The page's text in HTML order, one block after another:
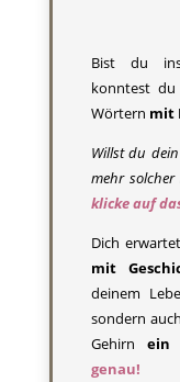
Bist du
konntest
Wörtern mit
Willst du
mehr solcher
klicke auf
Dich
mit
deinem
sondern
Gehirn ein
genau!